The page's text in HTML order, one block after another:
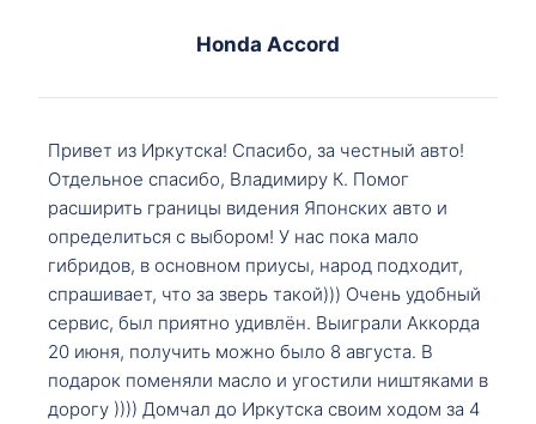
Honda Accord
Привет из Иркутска! Спасибо, за честный авто!
Отдельное спасибо, Владимиру К. Помог
расширить границы видения Японских авто и
определиться с выбором! У нас пока мало
гибридов, в основном приусы, народ подходит,
спрашивает, что за зверь такой))) Очень удобный
сервис, был приятно удивлён. Выиграли Аккорда
20 июня, получить можно было 8 августа. В
подарок поменяли масло и угостили ништяками в
дорогу )))) Домчал до Иркутска своим ходом за 4